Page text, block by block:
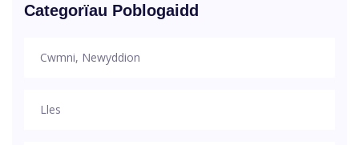
Categorïau Poblogaidd
Cwmni, Newyddion
Lles